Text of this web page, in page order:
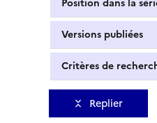
Position dans la
Versions publiées
Critères de
Replier